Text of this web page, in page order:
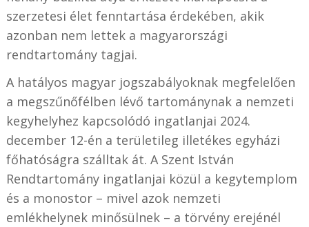
szerzetesi élet fenntartása érdekében, akik
azonban nem lettek a magyarországi
rendtartomány tagjai.
A hatályos magyar jogszabályoknak megfelelően
a megszűnőfélben lévő tartománynak a nemzeti
kegyhelyhez kapcsolódó ingatlanjai 2024.
december 12-én a területileg illetékes egyházi
főhatóságra szálltak át. A Szent István
Rendtartomány ingatlanjai közül a kegytemplom
és a monostor – mivel azok nemzeti
emlékhelynek minősülnek – a törvény erejénél